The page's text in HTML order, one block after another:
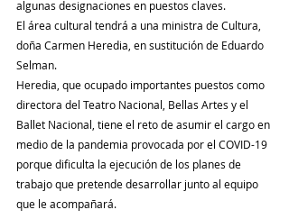
algunas designaciones en puestos claves.
El área cultural tendrá a una ministra de Cultura,
doña Carmen Heredia, en sustitución de Eduardo
Selman.
Heredia, que ocupado importantes puestos como
directora del Teatro Nacional, Bellas Artes y el
Ballet Nacional, tiene el reto de asumir el cargo en
medio de la pandemia provocada por el COVID-19
porque dificulta la ejecución de los planes de
trabajo que pretende desarrollar junto al equipo
que le acompañará.